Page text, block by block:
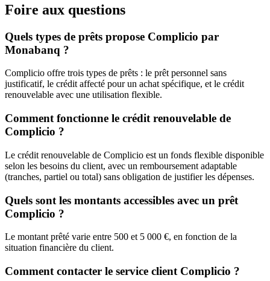
Foire aux questions
Quels types de prêts propose Complicio par
Monabanq ?
Complicio offre trois types de prêts : le prêt personnel sans
justificatif, le crédit affecté pour un achat spécifique, et le crédit
renouvelable avec une utilisation flexible.
Comment fonctionne le crédit renouvelable de
Complicio ?
Le crédit renouvelable de Complicio est un fonds flexible disponible
selon les besoins du client, avec un remboursement adaptable
(tranches, partiel ou total) sans obligation de justifier les dépenses.
Quels sont les montants accessibles avec un prêt
Complicio ?
Le montant prêté varie entre 500 et 5 000 €, en fonction de la
situation financière du client.
Comment contacter le service client Complicio ?